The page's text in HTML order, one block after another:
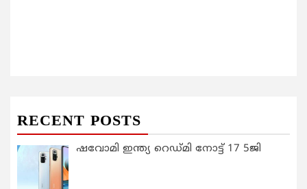
RECENT POSTS
ഷവോമി ഇന്ത്യ റെഡ്മി നോട്ട് 17 5ജി